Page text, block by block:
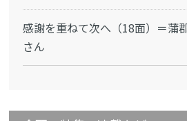
感謝を重ねて次へ（18面）＝蒲
さん